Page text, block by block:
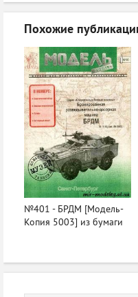
Похожие
№401 - БРДМ [Модель-
Копия 5003] из бумаги